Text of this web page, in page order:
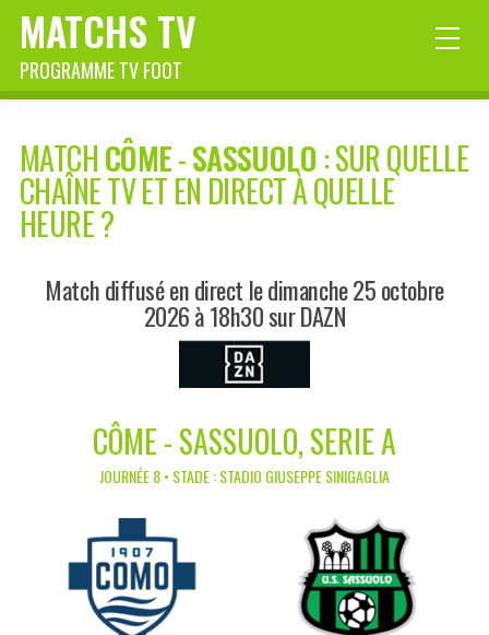
MATCHS TV
PROGRAMME TV FOOT
MATCHCÔME-SASSUOLO: SUR QUELLE
CHAÎNE TV ET EN DIRECT À QUELLE
HEURE ?
Match diffusé en direct le dimanche 25 octobre
2026 à 18h30 sur DAZN
CÔME - SASSUOLO, SERIE A
JOURNÉE 8 • STADE : STADIO GIUSEPPE SINIGAGLIA